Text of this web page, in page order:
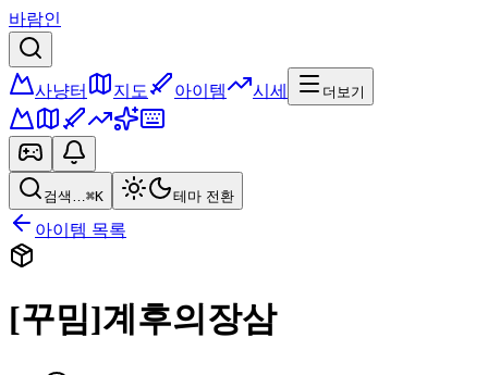
바람인
사냥터 지도 아이템 시세 더보기
검색…⌘K 테마 전환
아이템 목록
[꾸밈]계후의장삼